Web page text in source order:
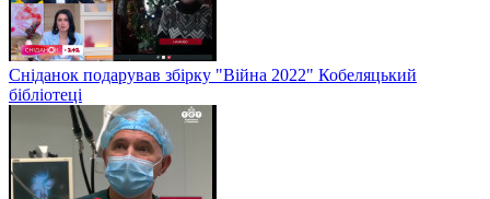
Сніданок подарував збірку "Війна 2022" Кобеляцький
бібліотеці